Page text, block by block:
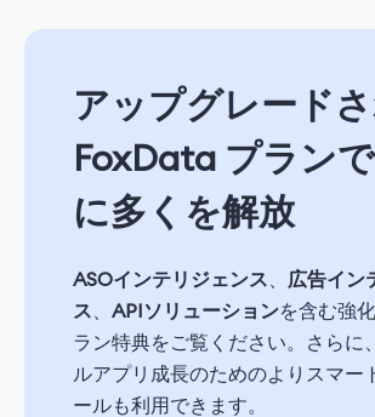
アップグレード
FoxData プラン
に多くを解放
ASOインテリジェンス
広告イン
ス
APIソリューションを含む強
ラン特典をご覧ください。さらに
ルアプリ成長のためのよりスマー
ールも利用できます。